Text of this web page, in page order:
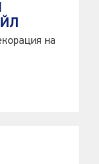
на